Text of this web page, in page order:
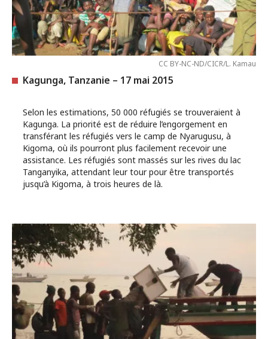
CC BY-NC-ND/CICR/L. Kamau
Kagunga, Tanzanie – 17 mai 2015
Selon les estimations, 50 000 réfugiés se trouveraient à
Kagunga. La priorité est de réduire l’engorgement en
transférant les réfugiés vers le camp de Nyarugusu, à
Kigoma, où ils pourront plus facilement recevoir une
assistance. Les réfugiés sont massés sur les rives du lac
Tanganyika, attendant leur tour pour être transportés
jusqu’à Kigoma, à trois heures de là.